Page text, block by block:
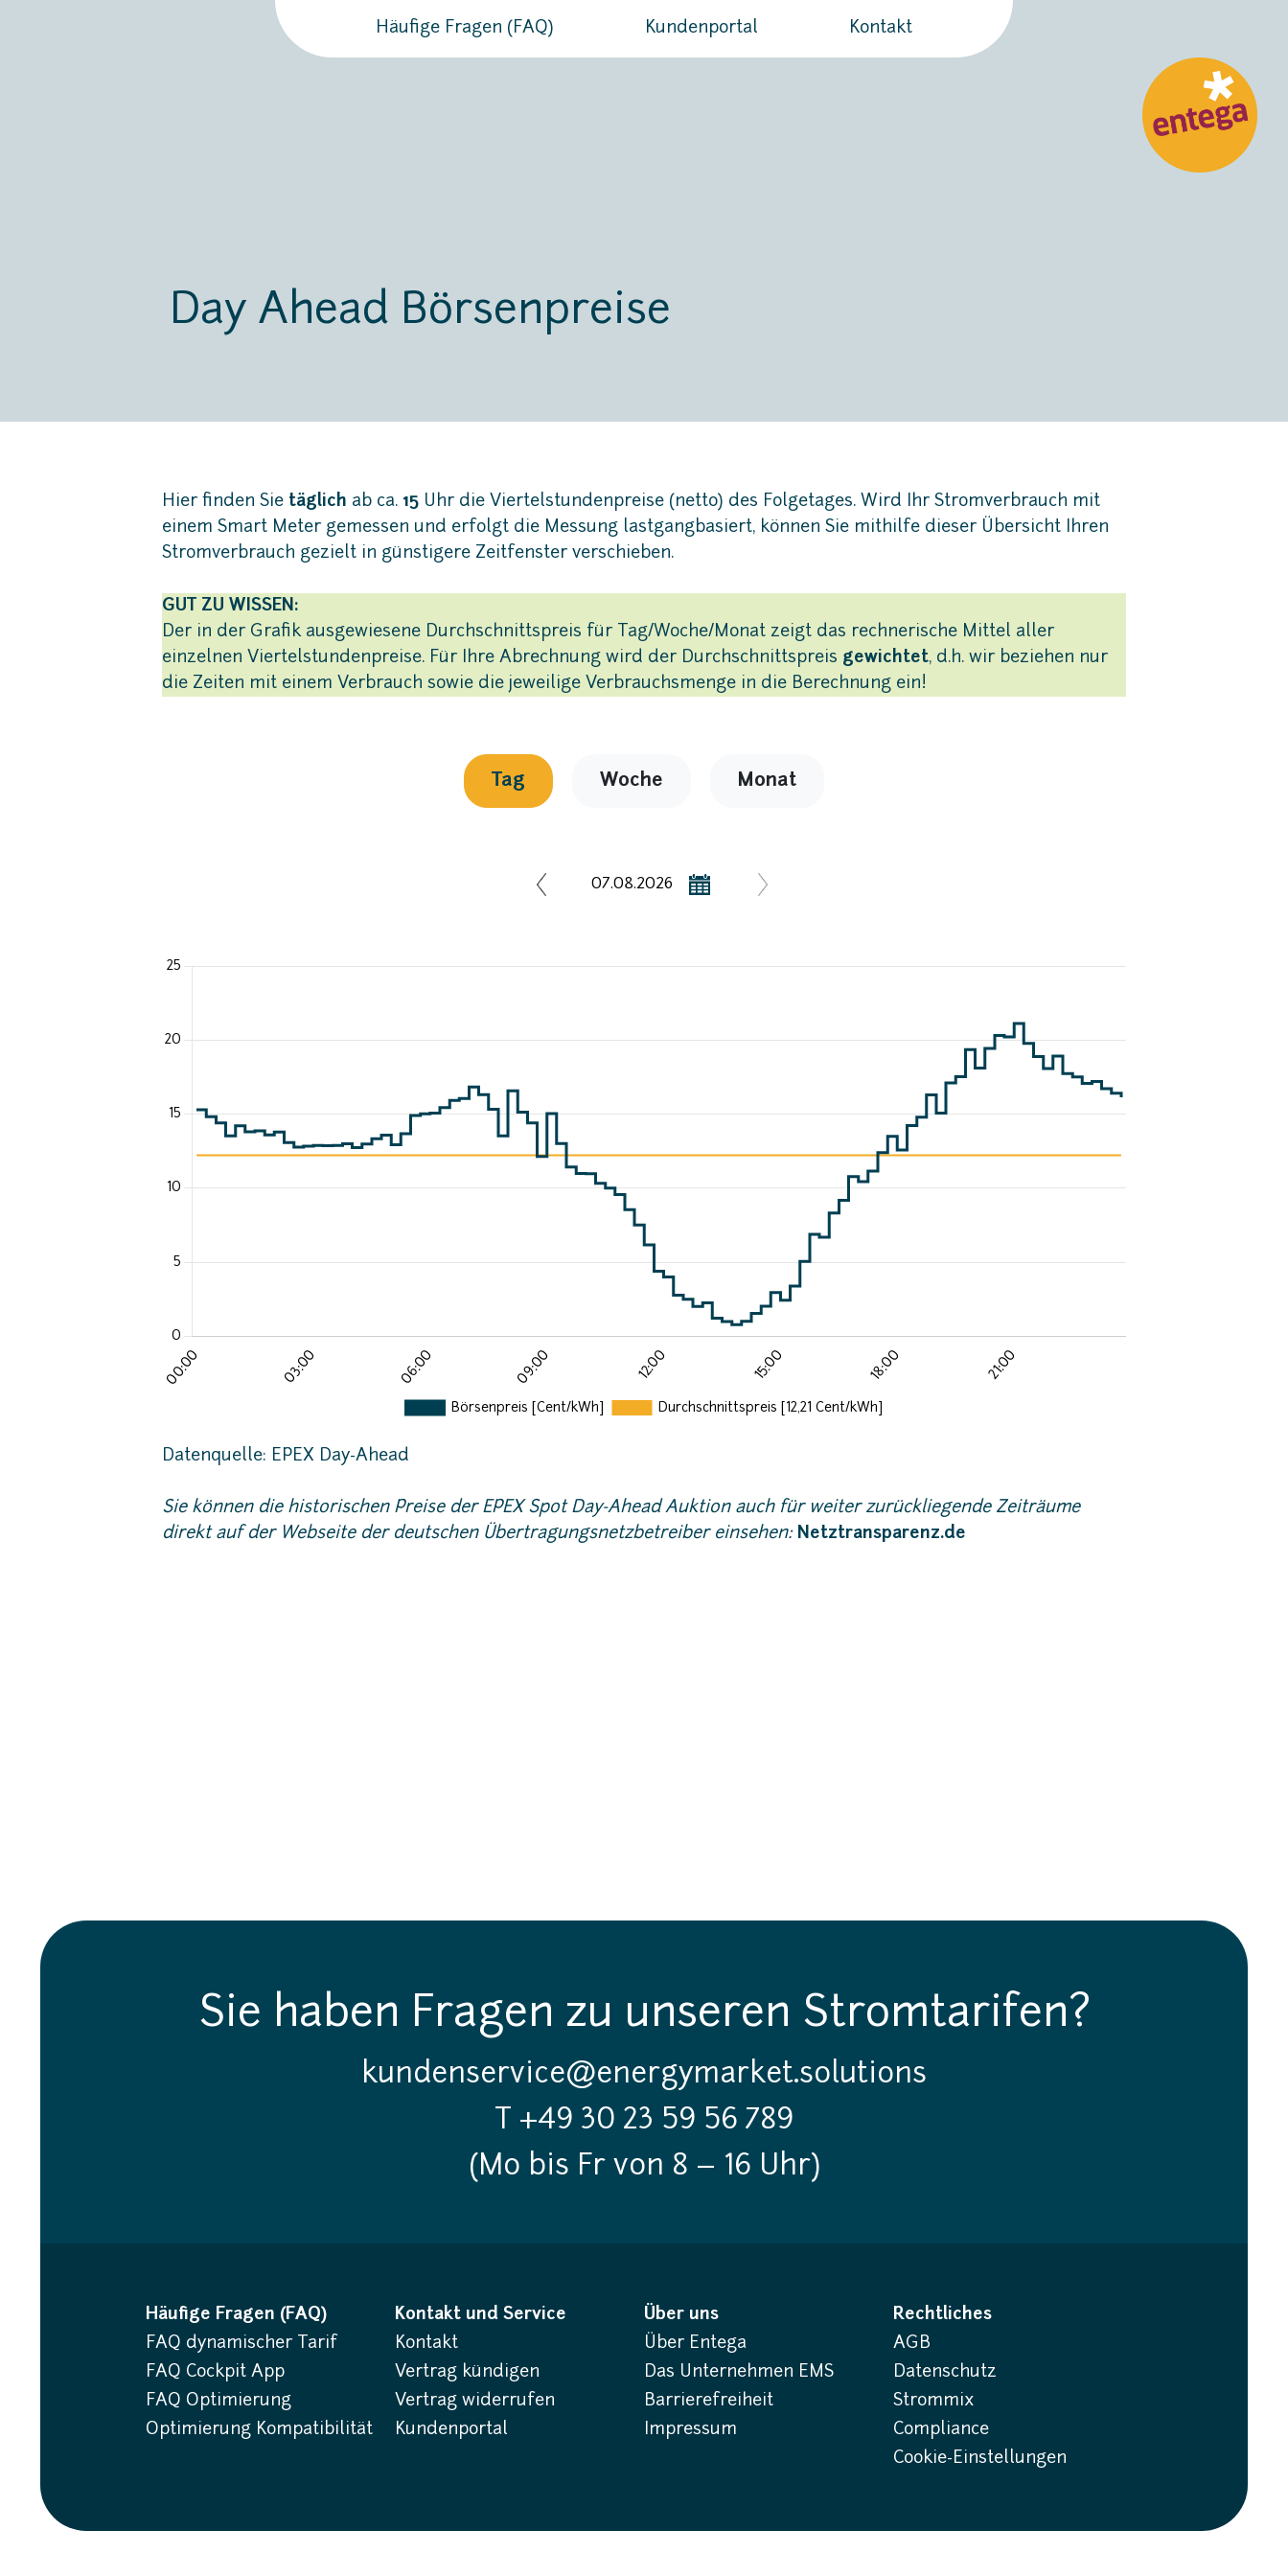
Häufige Fragen (FAQ) Kundenportal Kontakt
Day Ahead Börsenpreise
Hier finden Sie täglich ab ca. 15 Uhr die Viertelstundenpreise (netto) des Folgetages. Wird Ihr Stromverbrauch mit
einem Smart Meter gemessen und erfolgt die Messung lastgangbasiert, können Sie mithilfe dieser Übersicht Ihren
Stromverbrauch gezielt in günstigere Zeitfenster verschieben.
GUT ZU WISSEN:
Der in der Grafik ausgewiesene Durchschnittspreis für Tag/Woche/Monat zeigt das rechnerische Mittel aller
einzelnen Viertelstundenpreise. Für Ihre Abrechnung wird der Durchschnittspreis gewichtet, d.h. wir beziehen nur
die Zeiten mit einem Verbrauch sowie die jeweilige Verbrauchsmenge in die Berechnung ein!
Tag Woche Monat
Datenquelle: EPEX Day-Ahead
Sie können die historischen Preise der EPEX Spot Day-Ahead Auktion auch für weiter zurückliegende Zeiträume
direkt auf der Webseite der deutschen Übertragungsnetzbetreiber einsehen: Netztransparenz.de
Sie haben Fragen zu unseren Stromtarifen?
kundenservice@energymarket.solutions
T +49 30 23 59 56 789
(Mo bis Fr von 8 – 16 Uhr)
Häufige Fragen (FAQ)
FAQ dynamischer Tarif
FAQ Cockpit App
FAQ Optimierung
Optimierung Kompatibilität
Kontakt und Service
Kontakt
Vertrag kündigen
Vertrag widerrufen
Kundenportal
Über uns
Über Entega
Das Unternehmen EMS
Barrierefreiheit
Impressum
Rechtliches
AGB
Datenschutz
Strommix
Compliance
Cookie-Einstellungen